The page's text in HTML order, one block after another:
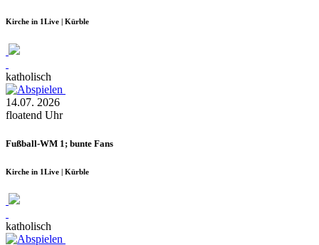
Kirche in 1Live | Kürble
katholisch
14.07. 2026
floatend Uhr
Fußball-WM 1; bunte Fans
Kirche in 1Live | Kürble
katholisch